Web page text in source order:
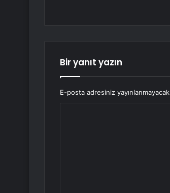
Bir yanıt yazın
E-posta adresiniz